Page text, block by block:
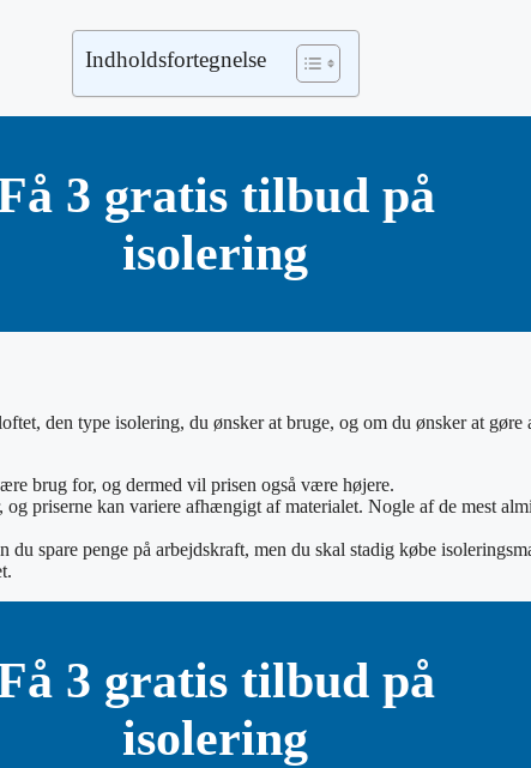
Indholdsfortegnelse
3 gratis tilbud på
isolering
den type isolering, du ønsker at bruge, og om du ønsker at
brug for, og dermed vil prisen også være højere.
priserne kan variere afhængigt af materialet. Nogle af de mest
spare penge på arbejdskraft, men du skal stadig købe
3 gratis tilbud på
isolering